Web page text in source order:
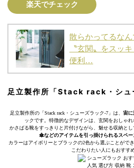
楽天でチェック
散らかってるな
〝玄関〟をスッ
便利…
足立製作所「Stack rack・シュ
足立製作所の「Stack rack・シューズラック-7」は、 宙に
ックです。特徴的なデザインは、玄関をおしゃれ
かさばる靴をすっきりと片付けながら、魅せる収納と
傘などのアイテムを引っ掛けられるスペー
カラーはアイボリーとブラックの2色から選ぶことがで
こだわりたい人にもおすす